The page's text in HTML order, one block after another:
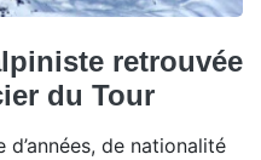
retrouvée
du Tour
d’années, de nationalité